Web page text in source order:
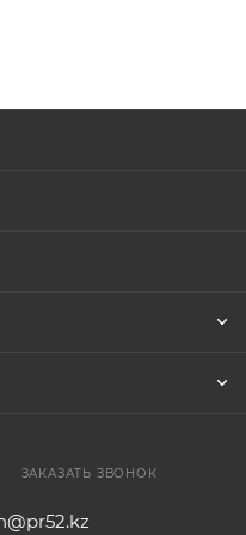
ЗАКАЗАТЬ ЗВОНОК